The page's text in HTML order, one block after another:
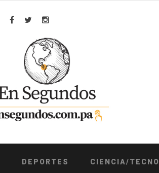
Facebook
TwitterInstagram
DEPORTES CIENCIA/TECNO